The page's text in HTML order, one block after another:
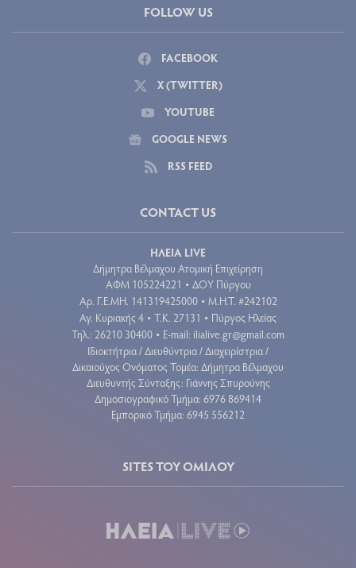
χρέη και «εξ αδιαιρέτου»
Φοιτητική στέγη: Πέμπτη συνεχόμενη χρονιά ανόδου στα
Ποιοι λαμβάνουν email και τηλεφωνήματα από την εφορία
το καλοκαίρι
2026-08-09 03:57:44
X (TWITTER)